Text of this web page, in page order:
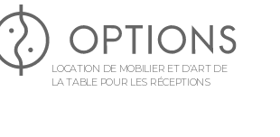
LOCATION DE MOBILIER ET D’ART DE
LA TABLE POUR LES RÉCEPTIONS